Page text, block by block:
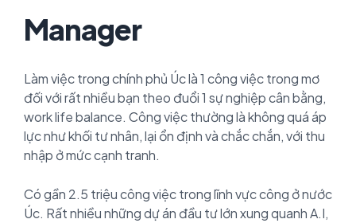
Manager
Làm việc trong chính phủ Úc là 1 công việc trong mơ
đối với rất nhiều bạn theo đuổi 1 sự nghiệp cân bằng,
work life balance. Công việc thường là không quá áp
lực như khối tư nhân, lại ổn định và chắc chắn, với thu
nhập ở mức cạnh tranh.
Có gần 2.5 triệu công việc trong lĩnh vực công ở nước
Úc. Rất nhiều những dự án đầu tư lớn xung quanh A.I,